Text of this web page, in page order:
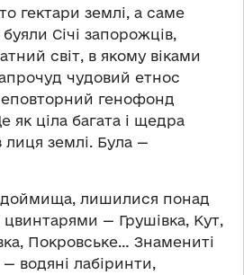
гектари землі, а саме
Січі запорожців,
світ, в якому віками
чудовий етнос
генофонд
як ціла багата і щедра
лиця землі. Була —
лишилися понад
цвинтарями — Грушівка, Кут,
Покровське… Знамениті
водяні лабіринти,